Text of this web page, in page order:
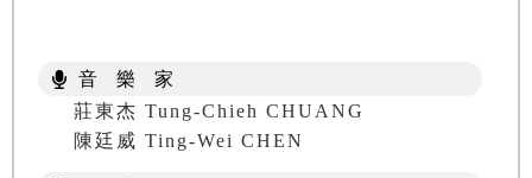
音 樂 家
莊東杰 Tung-Chieh CHUANG
陳廷威 Ting-Wei CHEN